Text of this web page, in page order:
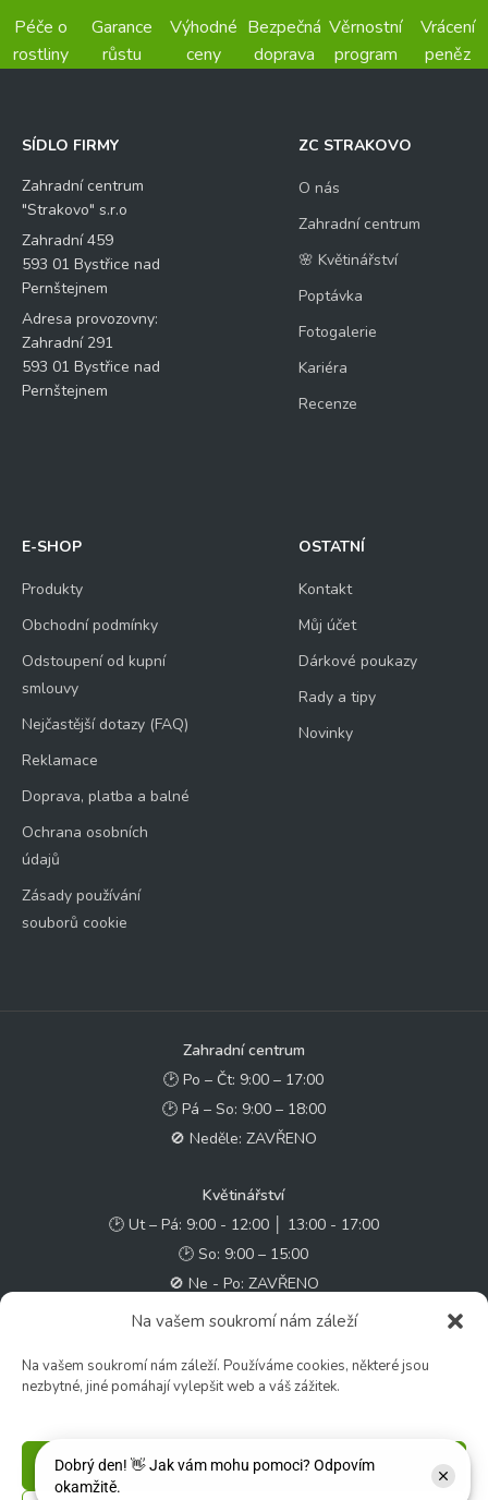
Na vašem soukromí nám záleží
Na vašem soukromí nám záleží. Používáme cookies, některé jsou
nezbytné, jiné pomáhají vylepšit web a váš zážitek.
Příjmout
Péče o
rostliny
Garance
růstu
Výhodné
ceny
Bezpečná
doprava
Věrnostní
program
Vrácení
peněz
SÍDLO FIRMY
Zahradní centrum
"Strakovo" s.r.o
Zahradní 459
593 01 Bystřice nad
Pernštejnem
Adresa provozovny:
Zahradní 291
593 01 Bystřice nad
Pernštejnem
ZC STRAKOVO
O nás
Zahradní centrum
🌸 Květinářství
Poptávka
Fotogalerie
Kariéra
Recenze
E-SHOP
Produkty
Obchodní podmínky
Odstoupení od kupní
smlouvy
Nejčastější dotazy (FAQ)
Reklamace
Doprava, platba a balné
Ochrana osobních
údajů
Zásady používání
souborů cookie
OSTATNÍ
Kontakt
Můj účet
Dárkové poukazy
Rady a tipy
Novinky
Zahradní centrum
🕑 Po – Čt: 9:00 – 17:00
🕑 Pá – So: 9:00 – 18:00
🚫 Neděle: ZAVŘENO
Květinářství
🕑 Ut – Pá: 9:00 - 12:00 │ 13:00 - 17:00
🕑 So: 9:00 – 15:00
🚫 Ne - Po: ZAVŘENO
✉️ e-shop@zcstrakovo.cz